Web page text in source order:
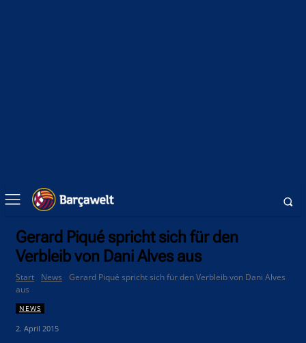
Gerard Piqué spricht sich für den
Verbleib von Dani Alves aus
Start News
Gerard Piqué spricht sich für den Verbleib von Dani Alves
aus
NEWS
2. April 2015